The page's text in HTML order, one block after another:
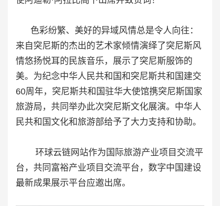
色彩纷繁、美好的异域风情总是令人向往：
来自突尼斯的杰出的艺术家倾情演绎了突尼斯风
情悠扬悦耳的民族音乐，展示 了突尼斯服饰的
美。 为纪念中华人民共和国和突尼斯共和国建交
60周年， 突尼斯共和国驻华大使馆携突尼斯国家
旅游局， 共同举办此次突尼斯文化展演。 中华人
民共和国文化和旅游部给予了大力支持和协助。
环球云链网站作为国际旅游产业项目交流平
台，共同富裕产业项目交流平台，数字中国建设
最新成果展示平台应邀出席。